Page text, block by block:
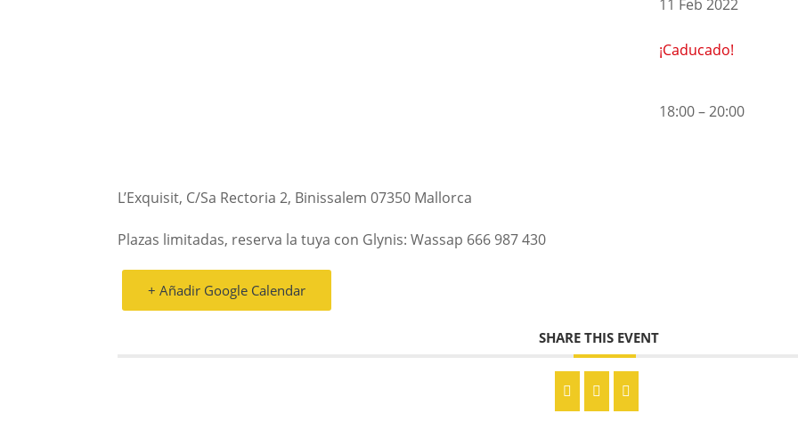
11 Feb 2022
¡Caducado!
18:00 – 20:00
L’Exquisit, C/Sa Rectoria 2, Binissalem 07350 Mallorca
Plazas limitadas, reserva la tuya con Glynis: Wassap 666 987 430
+ Añadir Google Calendar
SHARE THIS EVENT